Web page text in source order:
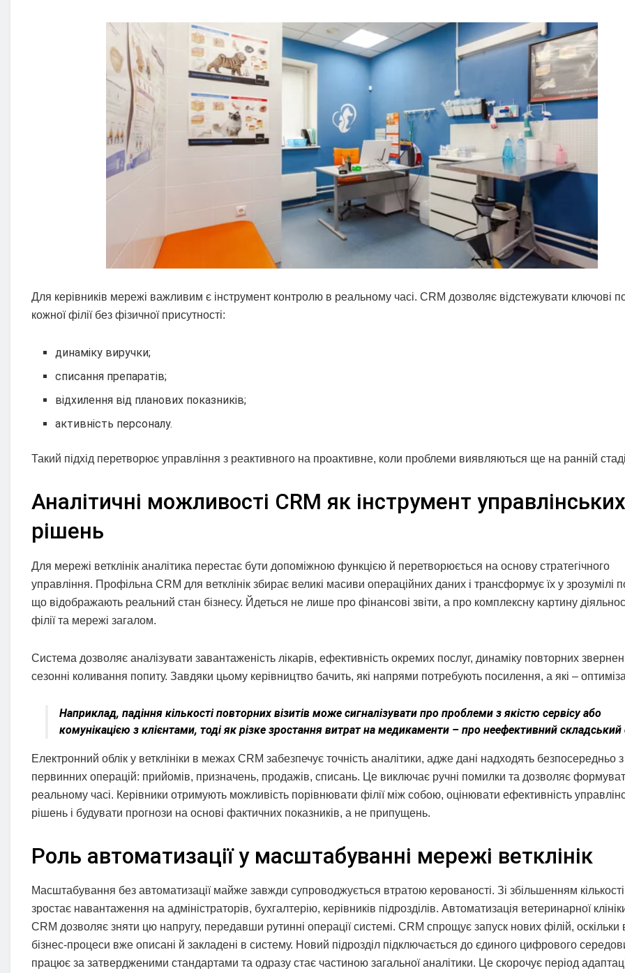
Для керівників мережі важливим є інструмент контролю в реальному часі. CRM дозволяє відстежувати ключові
кожної філії без фізичної присутності:
динаміку виручки;
списання препаратів;
відхилення від планових показників;
активність персоналу.
Такий підхід перетворює управління з реактивного на проактивне, коли проблеми виявляються ще на ранній
Аналітичні можливості CRM як інструмент управлінських
рішень
Для мережі ветклінік аналітика перестає бути допоміжною функцією й перетворюється на основу стратегічного
управління. Профільна CRM для ветклінік збирає великі масиви операційних даних і трансформує їх у зрозумілі
що відображають реальний стан бізнесу. Йдеться не лише про фінансові звіти, а про комплексну картину
філії та мережі загалом.
Система дозволяє аналізувати завантаженість лікарів, ефективність окремих послуг, динаміку повторних
сезонні коливання попиту. Завдяки цьому керівництво бачить, які напрями потребують посилення, а які –
Наприклад, падіння кількості повторних візитів може сигналізувати про проблеми з якістю сервісу або
комунікацією з клієнтами, тоді як різке зростання витрат на медикаменти – про неефективний складський
Електронний облік у ветклініки в межах CRM забезпечує точність аналітики, адже дані надходять безпосередньо з
первинних операцій: прийомів, призначень, продажів, списань. Це виключає ручні помилки та дозволяє
реальному часі. Керівники отримують можливість порівнювати філії між собою, оцінювати ефективність
рішень і будувати прогнози на основі фактичних показників, а не припущень.
Роль автоматизації у масштабуванні мережі ветклінік
Масштабування без автоматизації майже завжди супроводжується втратою керованості. Зі збільшенням кількості
зростає навантаження на адміністраторів, бухгалтерію, керівників підрозділів. Автоматизація ветеринарної
CRM дозволяє зняти цю напругу, передавши рутинні операції системі. CRM спрощує запуск нових філій, оскільки
бізнес-процеси вже описані й закладені в систему. Новий підрозділ підключається до єдиного цифрового
працює за затвердженими стандартами та одразу стає частиною загальної аналітики. Це скорочує період